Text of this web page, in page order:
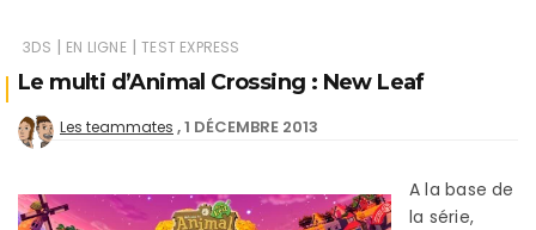
3DS | EN LIGNE | TEST EXPRESS
Le multi d’Animal Crossing : New Leaf
Les teammates 1 DÉCEMBRE 2013
A la base de
la série,